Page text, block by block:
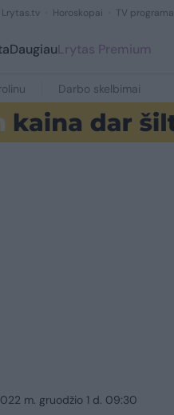
Lrytas.tv Horoskopai TV programa
DaugiauLrytas Premium
Darbo skelbimai
m. gruodžio 1 d. 09:30